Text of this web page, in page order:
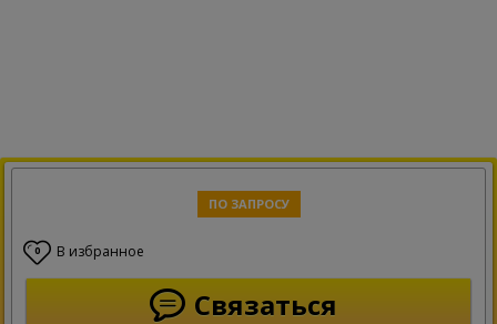
ПО ЗАПРОСУ
0 В избранное
Связаться